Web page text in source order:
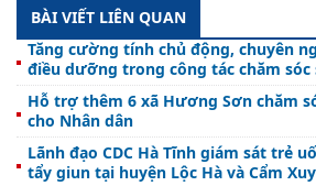
BÀI VIẾT LIÊN QUAN
Tăng cường tính chủ động, chuyên
điều dưỡng trong công tác chăm sóc
Hỗ trợ thêm 6 xã Hương Sơn chăm
cho Nhân dân
Lãnh đạo CDC Hà Tĩnh giám sát trẻ
tẩy giun tại huyện Lộc Hà và Cẩm